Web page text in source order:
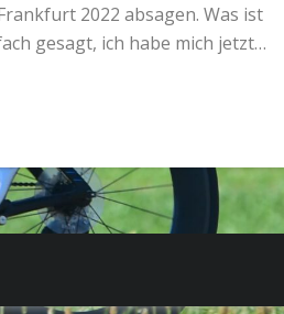
2022 absagen. Was ist
gesagt, ich habe mich jetzt…